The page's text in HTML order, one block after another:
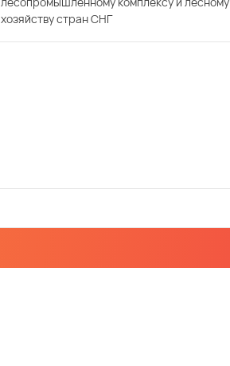
хозяйству стран СНГ